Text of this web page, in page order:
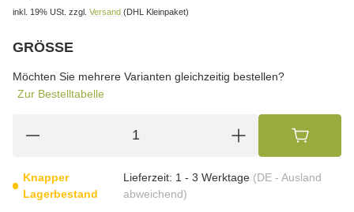
inkl. 19% USt. zzgl. Versand (DHL Kleinpaket)
GRÖSSE
Möchten Sie mehrere Varianten gleichzeitig bestellen?
Zur Bestelltabelle
Knapper
Lagerbestand
Lieferzeit: 1 - 3 Werktage (DE - Ausland
abweichend)